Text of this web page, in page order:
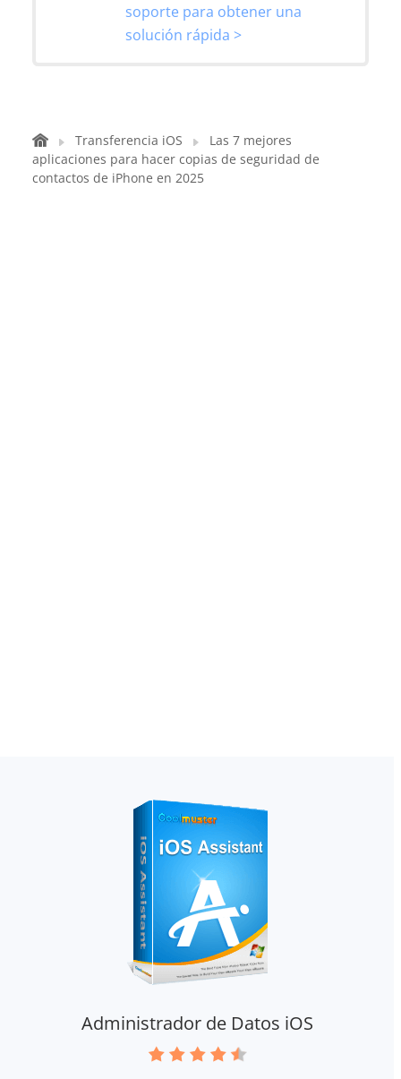
soporte para obtener una
solución rápida >
Transferencia iOS
Las 7 mejores
aplicaciones para hacer copias de seguridad de
contactos de iPhone en 2025
Administrador de Datos iOS